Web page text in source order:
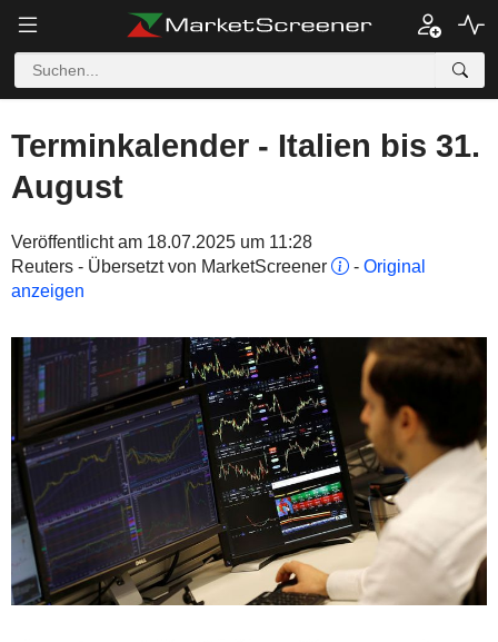
Terminkalender - Italien bis 31.
August
Veröffentlicht am 18.07.2025 um 11:28
Reuters - Übersetzt von MarketScreener
- Original
anzeigen